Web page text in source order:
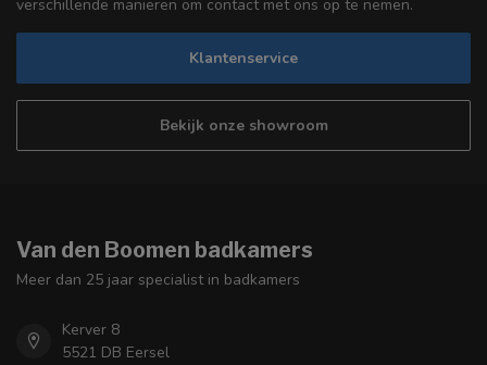
verschillende manieren om contact met ons op te nemen.
Klantenservice
Bekijk onze showroom
Van den Boomen badkamers
Meer dan 25 jaar specialist in badkamers
Kerver 8
5521 DB Eersel